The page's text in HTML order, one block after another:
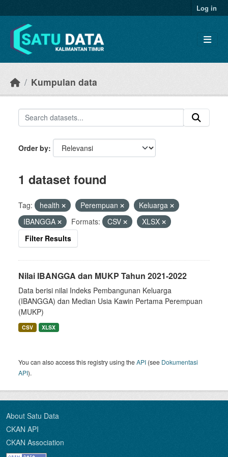
Log in
Kumpulan data
Order by
1 dataset found
Tag: health Perempuan
Keluarga
IBANGGA
Formats: CSV
XLSX
Filter Results
Nilai IBANGGA dan MUKP Tahun 2021-2022
Data berisi nilai Indeks Pembangunan Keluarga
(IBANGGA) dan Median Usia Kawin Pertama Perempuan
(MUKP)
CSV XLSX
You can also access this registry using theAPI (see Dokumentasi
API).
About Satu Data
CKAN API
CKAN Association